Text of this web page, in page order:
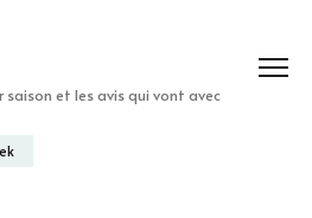
et les avis qui vont avec